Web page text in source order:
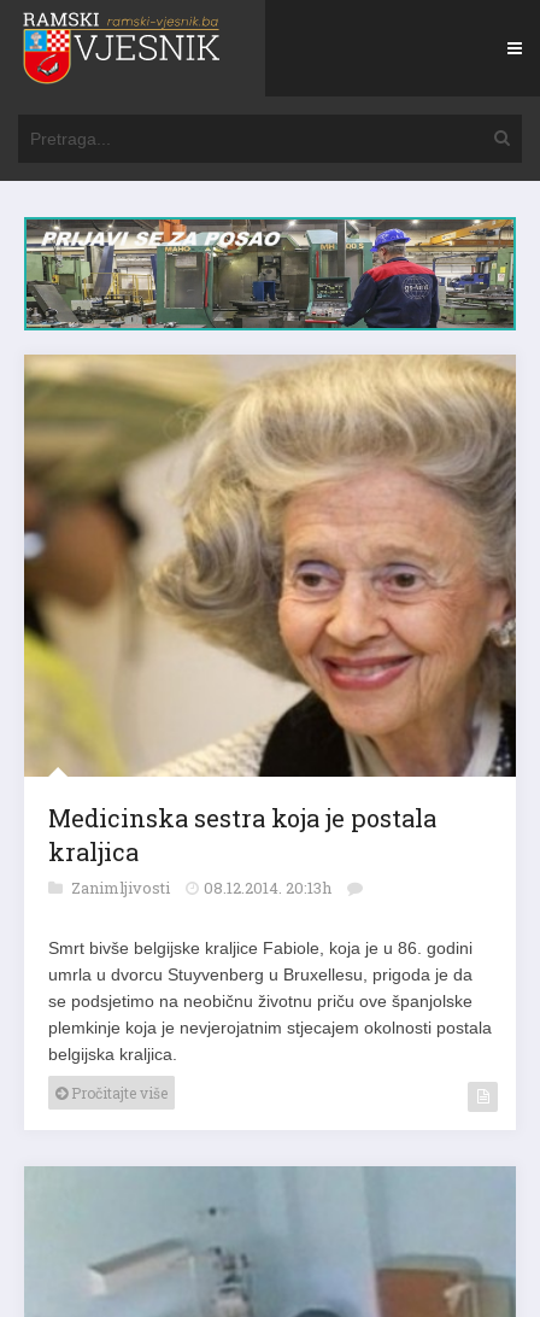
Medicinska sestra koja je postala
kraljica
Zanimljivosti 08.12.2014. 20:13h
Smrt bivše belgijske kraljice Fabiole, koja je u 86. godini
umrla u dvorcu Stuyvenberg u Bruxellesu, prigoda je da
se podsjetimo na neobičnu životnu priču ove španjolske
plemkinje koja je nevjerojatnim stjecajem okolnosti postala
belgijska kraljica.
Pročitajte više